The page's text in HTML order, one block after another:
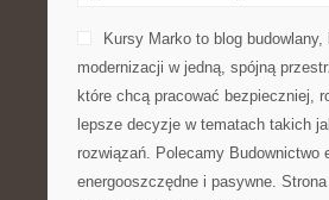
Kursy Marko to blog
modernizacji w jedną, spójną
które chcą pracować bezpieczniej,
lepsze decyzje w tematach takich
rozwiązań. Polecamy Budownictwo
energooszczędne i pasywne.